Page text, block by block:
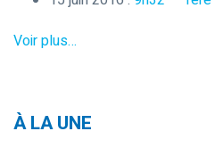
Voir plus…
À LA UNE